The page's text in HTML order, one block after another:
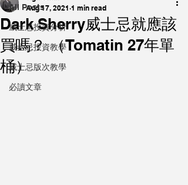
All Posts
威士忌投資分析
威士忌投資教學
威士忌版次教學
必讀文章
Dark Sherry威士忌就應該
買嗎？ （Tomatin 27年單
桶）
Aug 17, 2021 1 min read